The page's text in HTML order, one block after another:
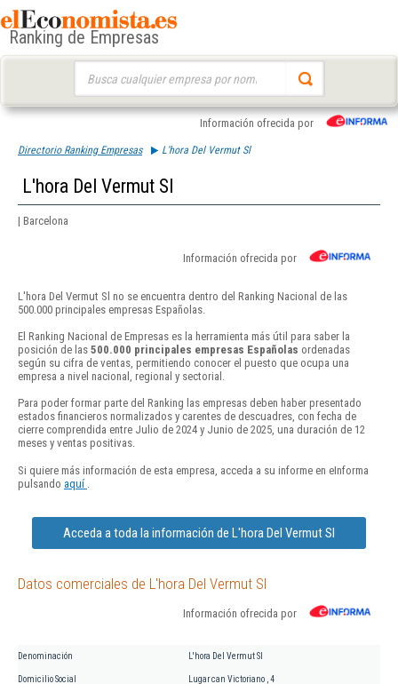
Ranking de Empresas
Información ofrecida por
Directorio Ranking Empresas L'hora Del Vermut Sl
L'hora Del Vermut Sl
| Barcelona
Información ofrecida por
L'hora Del Vermut Sl no se encuentra dentro del Ranking Nacional de las
500.000 principales empresas Españolas.
El Ranking Nacional de Empresas es la herramienta más útil para saber la
posición de las 500.000 principales empresas Españolas ordenadas
según su cifra de ventas, permitiendo conocer el puesto que ocupa una
empresa a nivel nacional, regional y sectorial.
Para poder formar parte del Ranking las empresas deben haber presentado
estados financieros normalizados y carentes de descuadres, con fecha de
cierre comprendida entre Julio de 2024 y Junio de 2025, una duración de 12
meses y ventas positivas.
Si quiere más información de esta empresa, acceda a su informe en eInforma
pulsando aquí
Acceda a toda la información de L'hora Del Vermut Sl
Datos comerciales de L'hora Del Vermut Sl
Información ofrecida por
Denominación L'hora Del Vermut Sl
Domicilio Social Lugar can Victoriano , 4